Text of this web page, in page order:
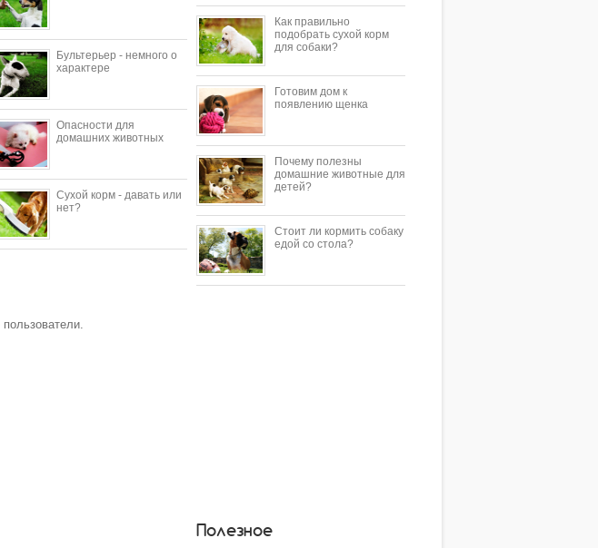
Бультерьер - немного о
характере
Опасности для
домашних животных
Сухой корм - давать или
нет?
Как правильно
подобрать сухой корм
для собаки?
Готовим дом к
появлению щенка
Почему полезны
домашние животные для
детей?
Стоит ли кормить собаку
едой со стола?
Полезное